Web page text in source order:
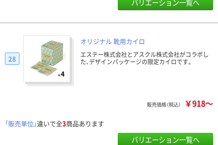
バリエーション一覧へ
オリジナル 靴用カイロ
エステー株式会社とアスクル株式会社がコラボし
た、デザインパッケージの限定カイロです。
28
販売価格（税込） ￥918～
「販売単位」違いで全3商品あります
バリエーション一覧へ